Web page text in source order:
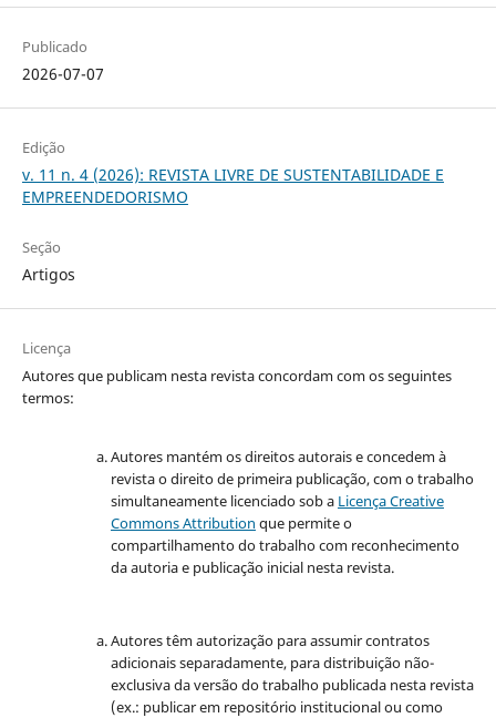
Publicado
2026-07-07
Edição
v. 11 n. 4 (2026): REVISTA LIVRE DE SUSTENTABILIDADE E
EMPREENDEDORISMO
Seção
Artigos
Licença
Autores que publicam nesta revista concordam com os seguintes
termos:
Autores mantém os direitos autorais e concedem à
revista o direito de primeira publicação, com o trabalho
simultaneamente licenciado sob a Licença Creative
Commons Attribution que permite o
compartilhamento do trabalho com reconhecimento
da autoria e publicação inicial nesta revista.
Autores têm autorização para assumir contratos
adicionais separadamente, para distribuição não-
exclusiva da versão do trabalho publicada nesta revista
(ex.: publicar em repositório institucional ou como